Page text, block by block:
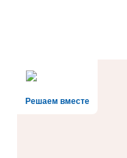
Решаем вместе